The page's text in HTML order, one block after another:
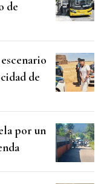
de
de
por un